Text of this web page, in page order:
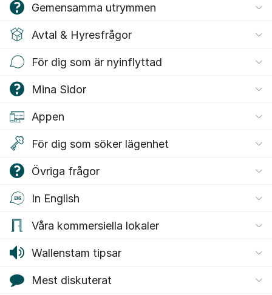
Gemensamma utrymmen
Avtal & Hyresfrågor
För dig som är nyinflyttad
Mina Sidor
Appen
För dig som söker lägenhet
Övriga frågor
In English
Våra kommersiella lokaler
Wallenstam tipsar
Mest diskuterat